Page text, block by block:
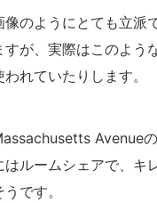
のようにとても立派
すが、実際はこのよう
れていたりします。
Avenue
はルームシェアで、キ
です。